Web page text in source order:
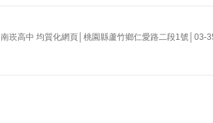
南崁高中 均質化網頁│桃園縣蘆竹鄉仁愛路二段1號